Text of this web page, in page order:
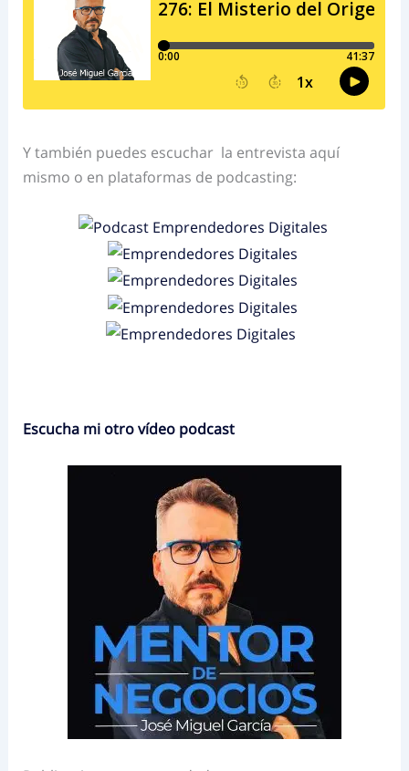
Y también puedes escuchar la entrevista aquí
mismo o en plataformas de podcasting:
Escucha mi otro vídeo podcast